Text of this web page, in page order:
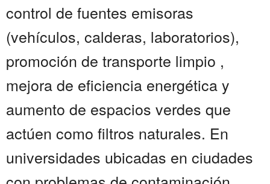
control de fuentes emisoras
(vehículos, calderas, laboratorios),
promoción de transporte limpio ,
mejora de eficiencia energética y
aumento de espacios verdes que
actúen como filtros naturales. En
universidades ubicadas en ciudades